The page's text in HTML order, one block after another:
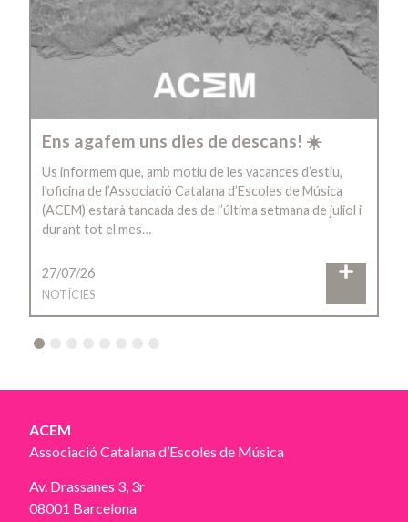
Ens agafem uns dies de descans! ☀️
Us informem que, amb motiu de les vacances d’estiu,
l’oficina de l’Associació Catalana d’Escoles de Música
(ACEM) estarà tancada des de l’última setmana de juliol i
durant tot el mes…
27/07/26
NOTÍCIES
4 5 6 7 8
ACEM
Associació Catalana d’Escoles de Música
Av. Drassanes 3, 3r
08001 Barcelona